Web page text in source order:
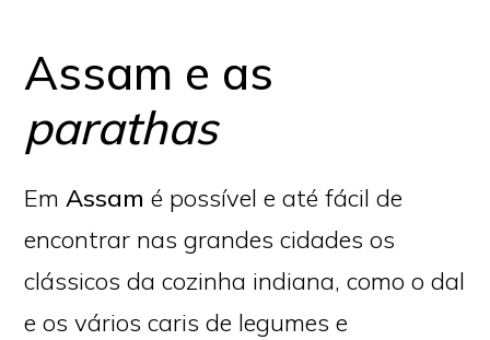
Assam e as
parathas
EmAssam é possível e até fácil de
encontrar nas grandes cidades os
clássicos da cozinha indiana, como o dal
e os vários caris de legumes e